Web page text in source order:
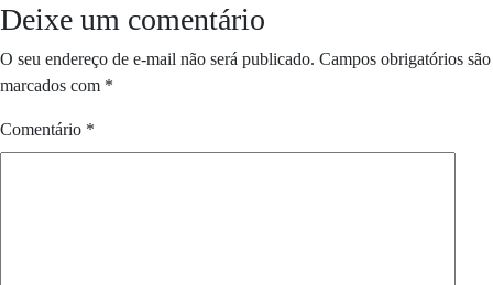
Deixe um comentário
O seu endereço de e-mail não será publicado. Campos obrigatórios são
marcados com *
Comentário *